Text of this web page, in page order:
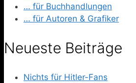
… für Buchhandlungen
… für Autoren & Grafiker
Neueste Beiträge
Nichts für Hitler-Fans